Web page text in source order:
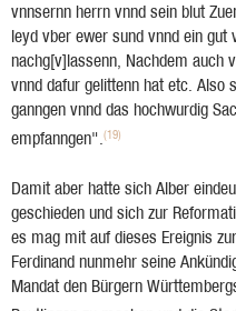
vnnsernn herrn vnnd sein blut
leyd vber ewer sund vnnd ein
nachg[v]lassenn, Nachdem auch
vnnd dafur gelittenn hat etc. Also
ganngen vnnd das hochwurdig
empfanngen".(19)
Damit aber hatte sich Alber
geschieden und sich zur
es mag mit auf dieses Ereignis
Ferdinand nunmehr seine
Mandat den Bürgern